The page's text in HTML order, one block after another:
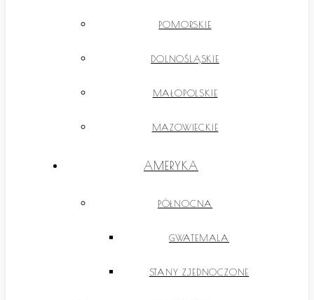
POMORSKIE
DOLNOŚLĄSKIE
MAŁOPOLSKIE
MAZOWIECKIE
AMERYKA
PÓŁNOCNA
GWATEMALA
STANY ZJEDNOCZONE